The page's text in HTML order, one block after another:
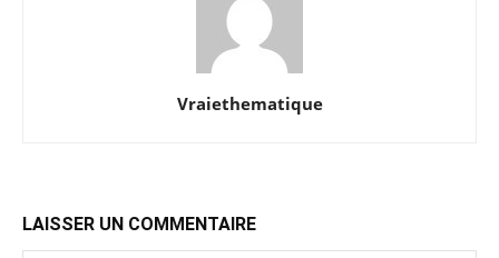
Vraiethematique
LAISSER UN COMMENTAIRE